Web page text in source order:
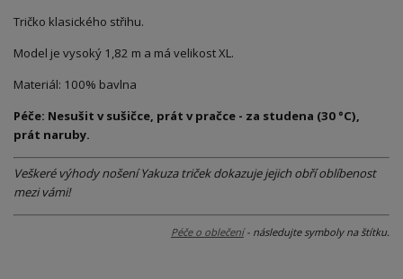
Tričko klasického střihu.
Model je vysoký 1,82 m a má velikost XL.
Materiál: 100% bavlna
Péče: Nesušit v sušičce, prát v pračce - za studena (30 °C),
prát naruby.
Veškeré výhody nošení Yakuza triček dokazuje jejich obří oblíbenost
mezi vámi!
Péče o oblečení- následujte symboly na štítku.